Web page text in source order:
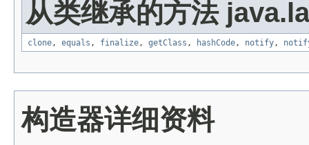
从类继承的方法
clone, equals , finalize, getClass , hashCode, notify,
构造器详细资料